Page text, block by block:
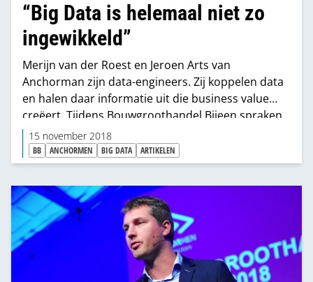
“Big Data is helemaal niet zo
ingewikkeld”
Merijn van der Roest en Jeroen Arts van
Anchorman zijn data-engineers. Zij koppelen data
en halen daar informatie uit die business value
creëert. Tijdens Bouwgroothandel Bijeen spraken
ze over hoe je data tot leven brengt op basis van
een case bij Mag45 en een quick-scan bij Witzand.
15 november 2018
BB ANCHORMEN BIG DATA ARTIKELEN